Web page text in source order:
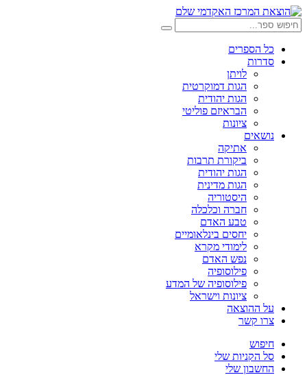
דלג
לתוכן
חיפוש:
חיפוש
כל הספרים
סדרות
לויתן
הגות דמוקרטית
הגות יהודית
הבראיזם פוליטי
ציונות
נושאים
אתיקה
ביקורת תרבות
הגות יהודית
הגות מדינית
היסטוריה
חברה וכלכלה
טבע האדם
יחסים בינלאומיים
לימודי מקרא
נפש האדם
פילוסופיה
פילוסופיה של המדע
ציונות וישראל
על ההוצאה
צרו קשר
חיפוש
סל הקניות שלי
החשבון שלי